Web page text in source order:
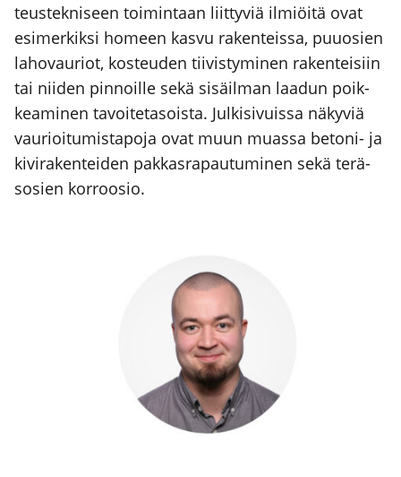
teus­tek­ni­seen toi­min­taan liit­ty­viä ilmiöi­tä ovat
esi­mer­kik­si homeen kas­vu raken­teis­sa, puu­osien
laho­vau­riot, kos­teu­den tii­vis­ty­mi­nen raken­tei­siin
tai nii­den pin­noil­le sekä sisäil­man laa­dun poik­
kea­mi­nen tavoi­te­ta­sois­ta. Jul­ki­si­vuis­sa näky­viä
vau­rioi­tu­mis­ta­po­ja ovat muun muas­sa beto­ni- ja
kivi­ra­ken­tei­den pak­kas­ra­pau­tu­mi­nen sekä terä­
so­sien kor­roo­sio.